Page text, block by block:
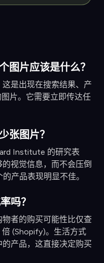
图片应该是什么？
是出现在搜索结果、产
片。它需要立即传达任
张图片？
Institute 的研究表
视觉信息，而不会压倒
产品表现明显不佳。
吗？
者的购买可能性比仅查
(Shopify)。生活方式
产品，这直接决定购买